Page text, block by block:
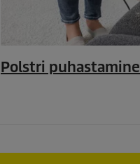
Polstri puhastamine